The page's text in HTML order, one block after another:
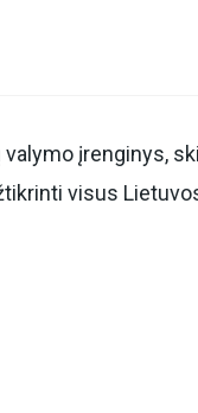
įrenginys,
visus